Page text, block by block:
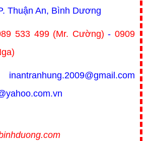
Thuận An, Bình Dương
533 499 (Mr. Cường) - 0909